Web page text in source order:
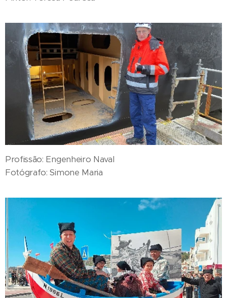
Profissão: Engenheiro Naval
Fotógrafo: Simone Maria